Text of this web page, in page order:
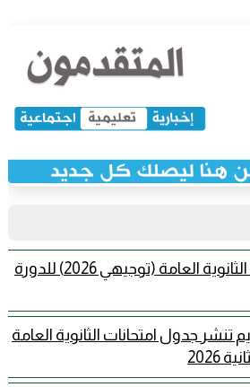
رابط تسجيل طلبة الثانوية العامة (توجيهي 2026) للدورة
تنشر جدول امتحانات الثانوية العامة
2026